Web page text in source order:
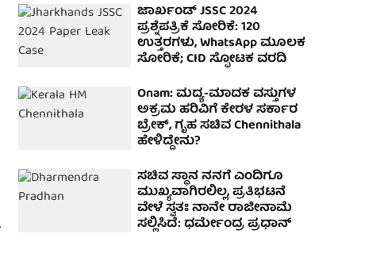
ಜಾರ್ಖಂಡ್ JSSC 2024
ಪ್ರಶ್ನೆಪತ್ರಿಕೆ ಸೋರಿಕೆ: 120
ಉತ್ತರಗಳು, WhatsApp ಮೂಲಕ
ಸೋರಿಕೆ; CID ಸ್ಫೋಟಕ ವರದಿ
Onam: ಮದ್ಯ-ಮಾದಕ ವಸ್ತುಗಳ
ಅಕ್ರಮ ಹರಿವಿಗೆ ಕೇರಳ ಸರ್ಕಾರ
ಬ್ರೇಕ್, ಗೃಹ ಸಚಿವ Chennithala
ಹೇಳಿದ್ದೇನು?
ಸಚಿವ ಸ್ಥಾನ ನನಗೆ ಎಂದಿಗೂ
ಮುಖ್ಯವಾಗಿರಲಿಲ್ಲ, ಪ್ರತಿಭಟನೆ
ವೇಳೆ ಸ್ವತಃ ನಾನೇ ರಾಜೀನಾಮೆ
ಸಲ್ಲಿಸಿದೆ: ಧರ್ಮೇಂದ್ರ ಪ್ರಧಾನ್